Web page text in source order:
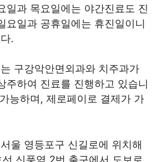
일과 목요일에는 야간진료도 진
요일과 공휴일에는 휴진일이니
.
구강악안면외과와 치주과가
주하여 진료를 진행하고 있습니
능하며, 제로페이로 결제가 가
울 영등포구 신길로에 위치해
신풍역 2번 출구에서 도보로